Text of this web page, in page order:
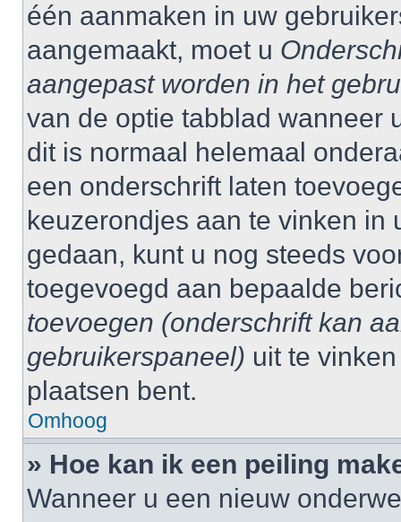
één aanmaken in uw
aangemaakt, moet u
aangepast worden in het
van de optie tabblad wanneer
dit is normaal helemaal
een onderschrift laten
keuzerondjes aan te vinken in
gedaan, kunt u nog steeds
toegevoegd aan bepaalde
toevoegen (onderschrift kan
gebruikerspaneel) uit te
plaatsen bent.
Omhoog
» Hoe kan ik een peiling
Wanneer u een nieuw